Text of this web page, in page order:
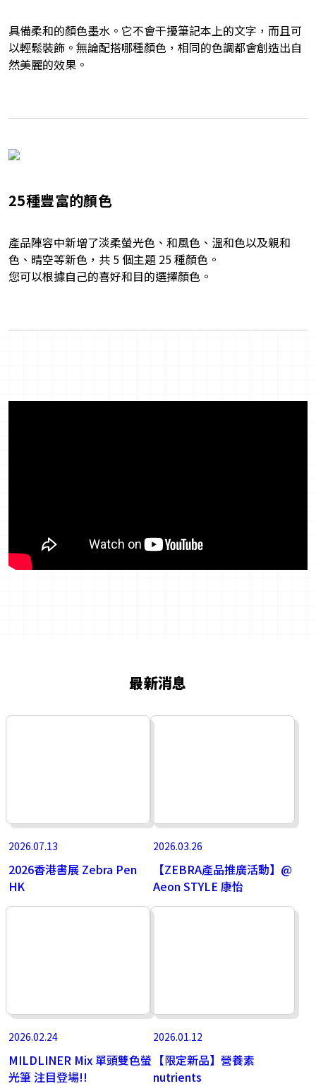
具備柔和的顏色墨水。它不會干擾筆記本上的文字，而且可
以輕鬆裝飾。無論配搭哪種顏色，相同的色調都會創造出自
然美麗的效果。
25種豐富的顏色
產品陣容中新增了淡柔螢光色、和風色、溫和色以及親和
色、晴空等新色，共 5 個主題 25 種顏色。
您可以根據自己的喜好和目的選擇顏色。
最新消息
2026.07.13
2026香港書展 Zebra Pen
HK
2026.03.26
【ZEBRA產品推廣活動】@
Aeon STYLE 康怡
2026.02.24
MILDLINER Mix 單頭雙色螢
光筆 注目登場!!
2026.01.12
【限定新品】營養素
nutrients